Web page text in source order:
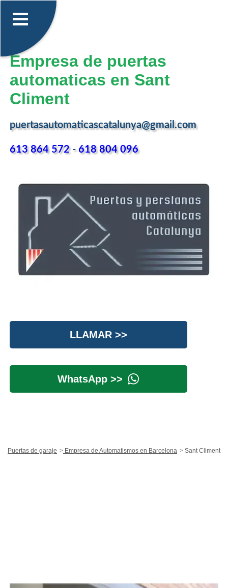
Empresa de puertas
automaticas en Sant
Climent
puertasautomaticascatalunya@gmail.com
613 864 572-618 804 096
LLAMAR >>
WhatsApp >>
Puertas de garaje Empresa de Automatismos en Barcelona Sant Climent